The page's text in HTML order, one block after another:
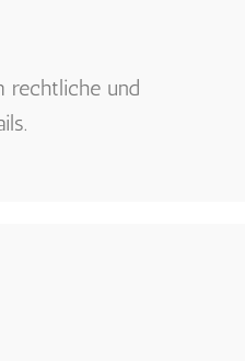
rechtliche und